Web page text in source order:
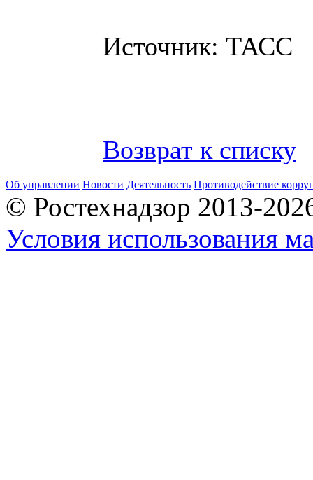
Источник: ТАСС
Возврат к списку
Об управлении Новости Деятельность Противодействие
© Ростехнадзор 2013-
Условия использования